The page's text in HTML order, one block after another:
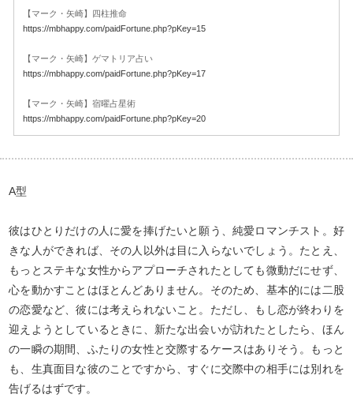
【マーク・矢崎】四柱推命
https://mbhappy.com/paidFortune.php?pKey=15
【マーク・矢崎】ゲマトリア占い
https://mbhappy.com/paidFortune.php?pKey=17
【マーク・矢崎】宿曜占星術
https://mbhappy.com/paidFortune.php?pKey=20
A型
彼はひとりだけの人に愛を捧げたいと願う、純愛ロマンチスト。好
きな人ができれば、その人以外は目に入らないでしょう。たとえ、
もっとステキな女性からアプローチされたとしても微動だにせず、
心を動かすことはほとんどありません。そのため、基本的には二股
の恋愛など、彼には考えられないこと。ただし、もし恋が終わりを
迎えようとしているときに、新たな出会いが訪れたとしたら、ほん
の一瞬の期間、ふたりの女性と交際するケースはありそう。もっと
も、生真面目な彼のことですから、すぐに交際中の相手には別れを
告げるはずです。